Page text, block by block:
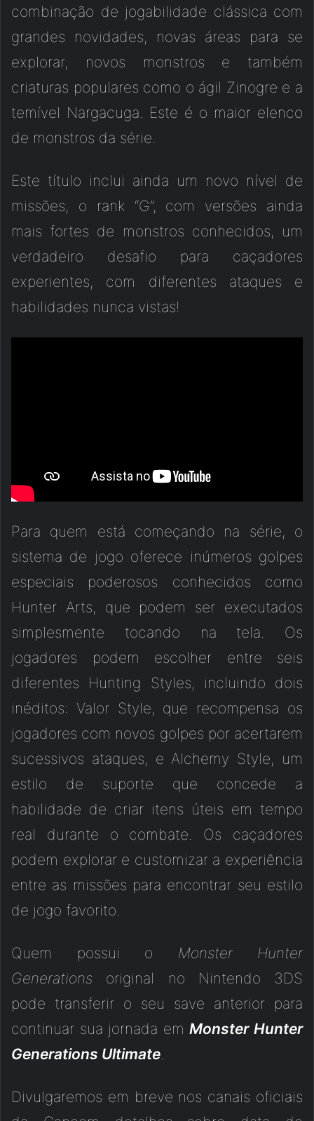
combinação de jogabilidade clássica com
grandes novidades, novas áreas para se
explorar, novos monstros e também
criaturas populares como o ágil Zinogre e a
temível Nargacuga. Este é o maior elenco
de monstros da série.
Este título inclui ainda um novo nível de
missões, o rank “G”, com versões ainda
mais fortes de monstros conhecidos, um
verdadeiro desafio para caçadores
experientes, com diferentes ataques e
habilidades nunca vistas!
Para quem está começando na série, o
sistema de jogo oferece inúmeros golpes
especiais poderosos conhecidos como
Hunter Arts, que podem ser executados
simplesmente tocando na tela. Os
jogadores podem escolher entre seis
diferentes Hunting Styles, incluindo dois
inéditos: Valor Style, que recompensa os
jogadores com novos golpes por acertarem
sucessivos ataques, e Alchemy Style, um
estilo de suporte que concede a
habilidade de criar itens úteis em tempo
real durante o combate. Os caçadores
podem explorar e customizar a experiência
entre as missões para encontrar seu estilo
de jogo favorito.
Quem possui o Monster Hunter
Generations original no Nintendo 3DS
pode transferir o seu save anterior para
continuar sua jornada emMonster Hunter
Generations Ultimate
Divulgaremos em breve nos canais oficiais